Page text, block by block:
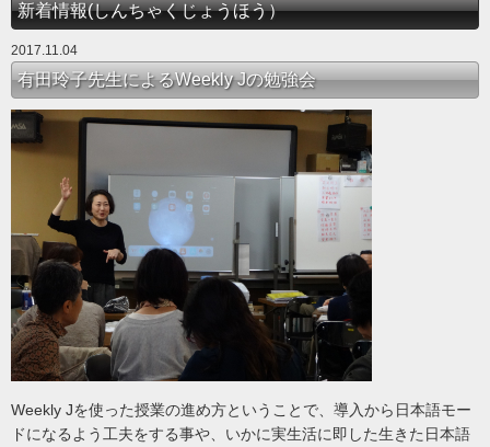
新着情報(しんちゃくじょうほう）
2017.11.04
有田玲子先生によるWeekly Jの勉強会
Weekly Jを使った授業の進め方ということで、導入から日本語モー
ドになるよう工夫をする事や、いかに実生活に即した生きた日本語